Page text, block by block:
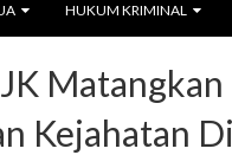
HUKUM KRIMINAL
Kejahatan